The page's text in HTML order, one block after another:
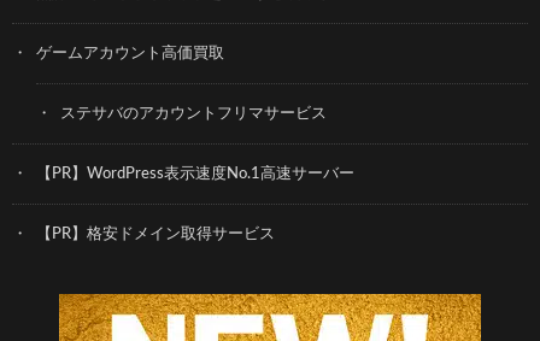
ゲームアカウント高価買取
ステサバのアカウントフリマサービス
【PR】WordPress表示速度No.1高速サーバー
【PR】格安ドメイン取得サービス